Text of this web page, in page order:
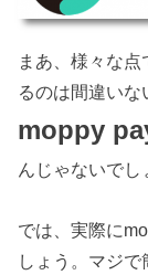
まあ、様々な
るのは間違いな
moppy
んじゃないでし
では、実際に
しょう。マジで